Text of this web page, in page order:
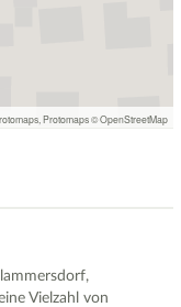
Protomaps©OpenStreetMap
Vielzahl von